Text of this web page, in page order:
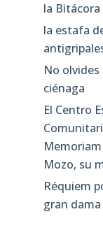
la Bitácora
la estafa
No olvides
ciénaga
El Centro
Mozo, su
Réquiem
gran